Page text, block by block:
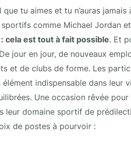
tu aimes et tu n’auras
comme Michael Jordan
cela est tout à fait possible. Et
jour en jour, de nouveaux
et de clubs de forme. Les
indispensable dans leur
Une occasion rêvée pour
leur domaine sportif de
de postes à pourvoir :